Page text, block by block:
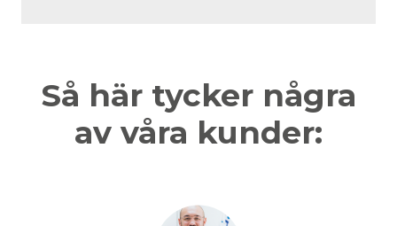
Så här tycker några
av våra kunder: